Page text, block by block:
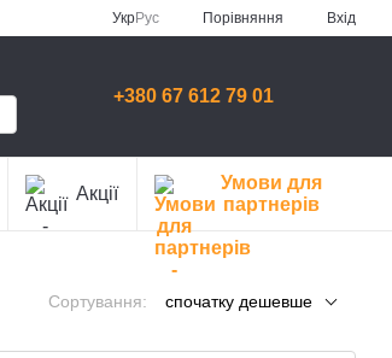
УкрРус Порівняння Вхід
+380 67 612 79 01
Акції
Умови для
партнерів
Сортування: спочатку дешевше